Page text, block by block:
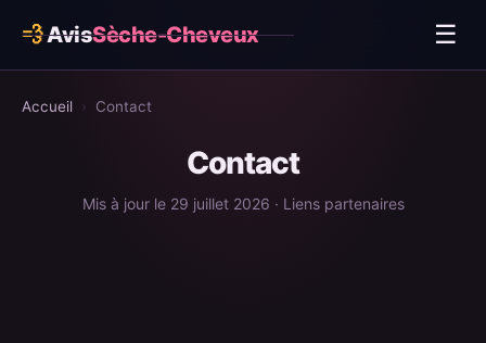
💨AvisSèche-Cheveux ☰
Comparatif
Avis produits
Dyson Supersonic Nural
BaByliss Air Power Pro ✨
Accueil › Contact
Contact
Mis à jour le 29 juillet 2026 · Liens partenaires